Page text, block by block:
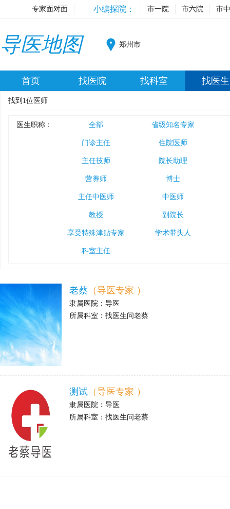
专家面对面 小编探院： 市一院 市六院 市
导医地图 郑州市
首页 找医院 找科室 找医生
找到 1位医师
医生职称： 全部 省级知名专家
门诊主任 住院医师
主任技师 院长助理
营养师 博士
主任中医师 中医师
教授 副院长
享受特殊津贴专家 学术带头人
科室主任
老蔡 （导医专家 ）
隶属医院： 导医
所属科室： 找医生问老蔡
测试 （导医专家 ）
隶属医院： 导医
所属科室： 找医生问老蔡